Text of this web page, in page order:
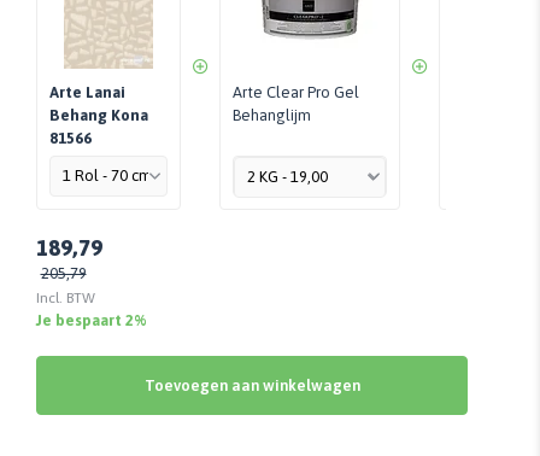
Arte Lanai
Behang Kona
81566
Arte Clear Pro Gel
Behanglijm
189,79
205,79
Incl. BTW
Je bespaart 2%
Toevoegen aan winkelwagen